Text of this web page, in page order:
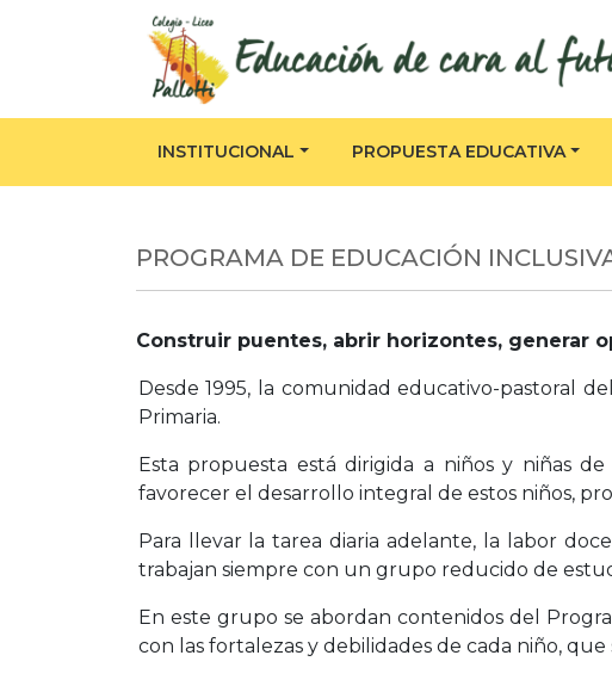
INSTITUCIONAL PROPUESTA EDUCATIVA
PROGRAMA DE EDUCACIÓN
Construir puentes, abrir horizontes, generar
Desde 1995, la comunidad educativo-pastoral
Primaria.
Esta propuesta está dirigida a niños y niñas
favorecer el desarrollo integral de estos niños,
Para llevar la tarea diaria adelante, la labor
trabajan siempre con un grupo reducido de
En este grupo se abordan contenidos del
con las fortalezas y debilidades de cada niño,